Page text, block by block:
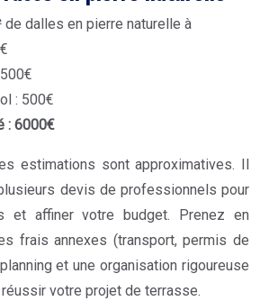
de dalles en pierre naturelle à
: 500€
: 6000€
estimations sont approximatives. Il
devis de professionnels pour
et affiner votre budget. Prenez en
frais annexes (transport, permis de
et une organisation rigoureuse
votre projet de terrasse.